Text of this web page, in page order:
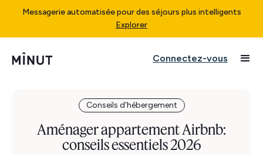
Messagerie automatisée pour des séjours plus intelligents
Explorer
Connectez-vous
Conseils d'hébergement
Aménager appartement Airbnb:
conseils essentiels 2026